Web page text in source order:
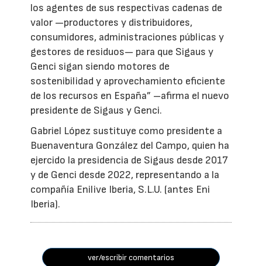
los agentes de sus respectivas cadenas de
valor —productores y distribuidores,
consumidores, administraciones públicas y
gestores de residuos— para que Sigaus y
Genci sigan siendo motores de
sostenibilidad y aprovechamiento eficiente
de los recursos en España” –afirma el nuevo
presidente de Sigaus y Genci.
Gabriel López sustituye como presidente a
Buenaventura González del Campo, quien ha
ejercido la presidencia de Sigaus desde 2017
y de Genci desde 2022, representando a la
compañía Enilive Iberia, S.L.U. (antes Eni
Iberia).
ver/escribir comentarios